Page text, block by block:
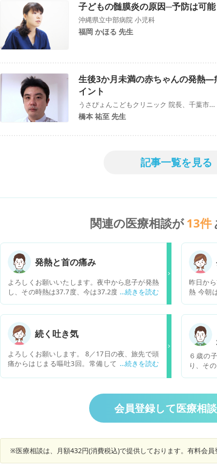
子どもの髄膜炎の原因─予防は可
沖縄県立中部病院 小児科
福岡 かほる 先生
生後3か月未満の赤ちゃんの発熱
イント
うさぴょんこどもクリニック 院長、千葉市...
橋本 祐至 先生
記事一覧を見る
関連の医療相談が13件
発熱と首の痛み
よろしくお願いいたします。夜中から息子が発熱
し、その時熱は37.7度、今は37.2度でした。です
大きなゼリーを普通に食べきりました。首の痛み
は正確には左側が痛いと言っていて、腰も左が痛
い。左手の動きが硬いと本人が言っています。ど
こかぶつけたりしただけかもしれませんが、 この
ぐらいでもやはり受信したほうがいいのでしょう
か？
昨日か
熱 今朝
続く吐き気
よろしくお願いします。 8／17日の夜、旅先で頭
痛からはじまる嘔吐3回。常備しているナウゼリ
を繰り返す。そのうちひどくなり嘔吐が止まらな
くなったので救急病院で点滴をしてもらう。尿検
査異常なしで糖も異常なし。その後も夜になると
症状が強くなり頭痛を訴えた後、悪心、腹痛、嘔
ジュースだけは飲めます。19日に地元の小児科に
受診。「胃腸炎ではなさそうだね、自家中毒も昔
６歳の
り、そ
診療が
いてき
くらい
してい
ると口
月曜日
会員登録して医療相
※医療相談は、月額432円(消費税込)で提供しております。有料会